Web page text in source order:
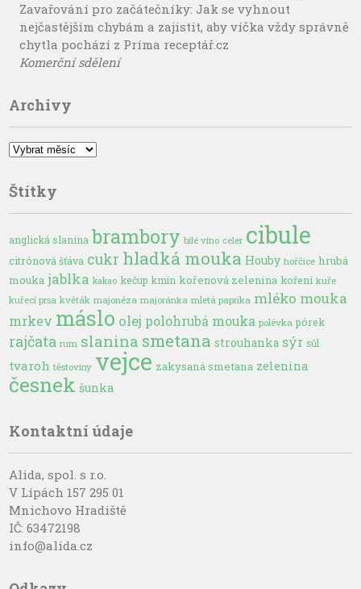
Zavařování pro začátečníky: Jak se vyhnout
nejčastějším chybám a zajistit, aby víčka vždy správně
chytla pochází z Príma receptář.cz
Komerční sdělení
Archivy
Archivy
Štítky
anglická slanina brambory bílé víno celer cibule
citrónová šťáva cukr hladká mouka Houby hořčice hrubá
mouka jablka kakao kečup kmín kořenová zelenina koření kuře
kuřecí prsa květák majonéza majoránka mletá paprika mléko mouka
mrkev máslo olej polohrubá mouka polévka pórek
rajčata rum slanina smetana strouhanka sýr sůl
tvaroh těstoviny vejce zakysaná smetana zelenina
česnek šunka
Kontaktní údaje
Alida, spol. s r.o.
V Lípách 157 295 01
Mnichovo Hradiště
IČ: 63472198
info@alida.cz